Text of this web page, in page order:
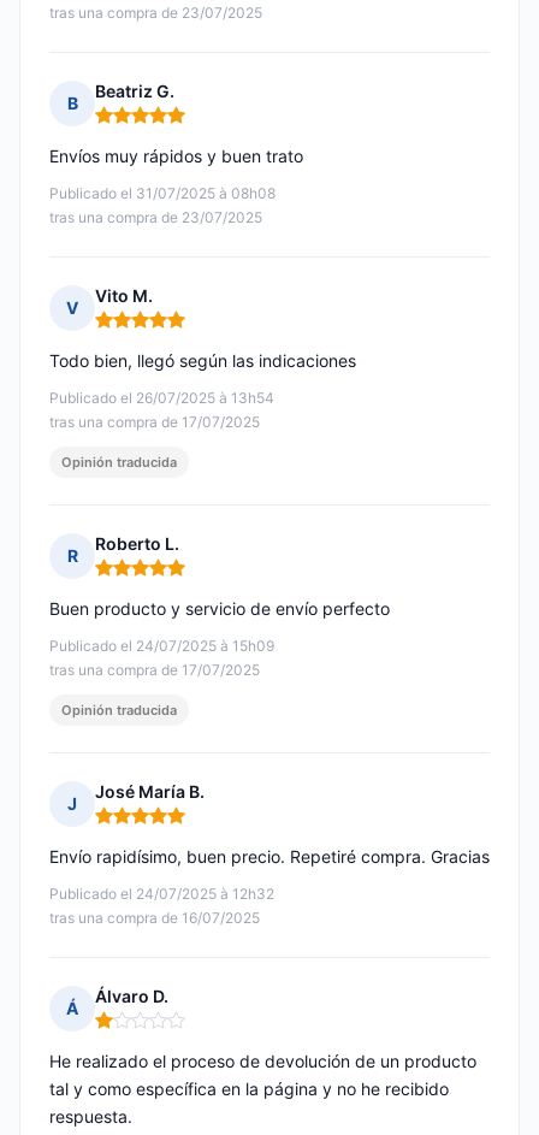
tras una compra de 23/07/2025
B
Beatriz G.
Nota: 5 de 5
Publicado el 31/07/2025 à 08h08
tras una compra de 23/07/2025
Envíos muy rápidos y buen trato
V
Vito M.
Nota: 5 de 5
Publicado el 26/07/2025 à 13h54
tras una compra de 17/07/2025
Todo bien, llegó según las indicaciones
Opinión traducida
R
Roberto L.
Nota: 5 de 5
Publicado el 24/07/2025 à 15h09
tras una compra de 17/07/2025
Buen producto y servicio de envío perfecto
Opinión traducida
J
José María B.
Nota: 5 de 5
Publicado el 24/07/2025 à 12h32
tras una compra de 16/07/2025
Envío rapidísimo, buen precio. Repetiré compra. Gracias
Á
Álvaro D.
Nota: 1 de 5
He realizado el proceso de devolución de un producto
tal y como específica en la página y no he recibido
respuesta.